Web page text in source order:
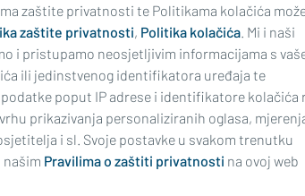
- posebno ranjive
životne dobi koje
manjina,
ovisi o
analiza,
zaštite privatnosti te Politikama kolačića
zaštite privatnosti, Politika kolačića . Mi i naši
i pristupamo neosjetljivim informacijama s
ili jedinstvenog identifikatora uređaja te
poput IP adrese i identifikatore kolačića
prikazivanja personaliziranih oglasa,
i sl. Svoje postavke u svakom trenutku
Pravilima o zaštiti privatnosti na ovoj web